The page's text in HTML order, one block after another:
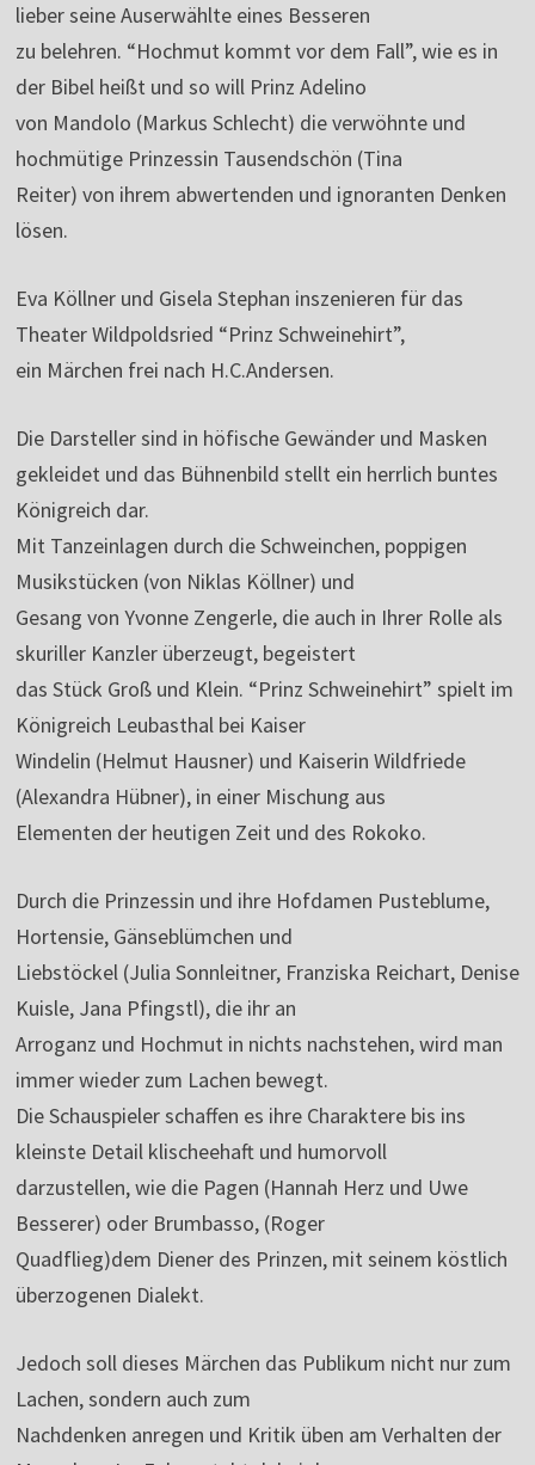
lieber seine Auserwählte eines Besseren
zu belehren. “Hochmut kommt vor dem Fall”, wie es in
der Bibel heißt und so will Prinz Adelino
von Mandolo (Markus Schlecht) die verwöhnte und
hochmütige Prinzessin Tausendschön (Tina
Reiter) von ihrem abwertenden und ignoranten Denken
lösen.
Eva Köllner und Gisela Stephan inszenieren für das
Theater Wildpoldsried “Prinz Schweinehirt”,
ein Märchen frei nach H.C.Andersen.
Die Darsteller sind in höfische Gewänder und Masken
gekleidet und das Bühnenbild stellt ein herrlich buntes
Königreich dar.
Mit Tanzeinlagen durch die Schweinchen, poppigen
Musikstücken (von Niklas Köllner) und
Gesang von Yvonne Zengerle, die auch in Ihrer Rolle als
skuriller Kanzler überzeugt, begeistert
das Stück Groß und Klein. “Prinz Schweinehirt” spielt im
Königreich Leubasthal bei Kaiser
Windelin (Helmut Hausner) und Kaiserin Wildfriede
(Alexandra Hübner), in einer Mischung aus
Elementen der heutigen Zeit und des Rokoko.
Durch die Prinzessin und ihre Hofdamen Pusteblume,
Hortensie, Gänseblümchen und
Liebstöckel (Julia Sonnleitner, Franziska Reichart, Denise
Kuisle, Jana Pfingstl), die ihr an
Arroganz und Hochmut in nichts nachstehen, wird man
immer wieder zum Lachen bewegt.
Die Schauspieler schaffen es ihre Charaktere bis ins
kleinste Detail klischeehaft und humorvoll
darzustellen, wie die Pagen (Hannah Herz und Uwe
Besserer) oder Brumbasso, (Roger
Quadflieg)dem Diener des Prinzen, mit seinem köstlich
überzogenen Dialekt.
Jedoch soll dieses Märchen das Publikum nicht nur zum
Lachen, sondern auch zum
Nachdenken anregen und Kritik üben am Verhalten der